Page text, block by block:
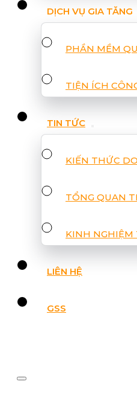
DỊCH VỤ GIA TĂNG
PHẦN MỀM
TIỆN ÍCH
TIN TỨC
KIẾN THỨC
TỔNG QUAN
KINH NGHIỆM
LIÊN HỆ
GSS